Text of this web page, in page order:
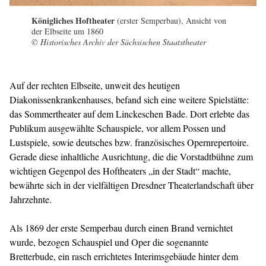
Königliches Hoftheater (erster Semperbau), Ansicht von
der Elbseite um 1860
© Historisches Archiv der Sächsischen Staatstheater
Auf der rechten Elbseite, unweit des heutigen
Diakonissenkrankenhauses, befand sich eine weitere Spielstätte:
das Sommertheater auf dem Linckeschen Bade. Dort erlebte das
Publikum ausgewählte Schauspiele, vor allem Possen und
Lustspiele, sowie deutsches bzw. französisches Opernrepertoire.
Gerade diese inhaltliche Ausrichtung, die die Vorstadtbühne zum
wichtigen Gegenpol des Hoftheaters „in der Stadt“ machte,
bewährte sich in der vielfältigen Dresdner Theaterlandschaft über
Jahrzehnte.
Als 1869 der erste Semperbau durch einen Brand vernichtet
wurde, bezogen Schauspiel und Oper die sogenannte
Bretterbude, ein rasch errichtetes Interimsgebäude hinter dem